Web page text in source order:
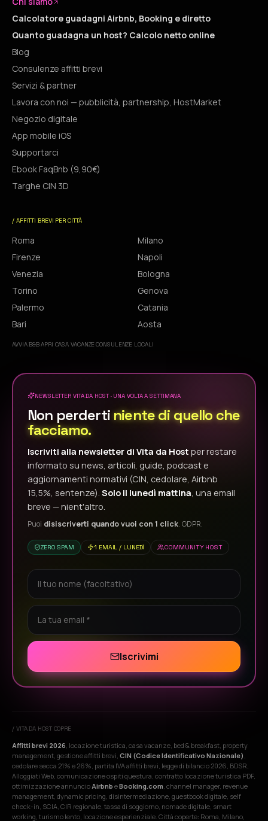
Calcolatore guadagni Airbnb, Booking e diretto
Quanto guadagna un host? Calcolo netto online
Blog
Consulenze affitti brevi
Servizi & partner
Lavora con noi — pubblicità, partnership, HostMarket
Negozio digitale
App mobile iOS
Supportarci
Ebook FaqBnb (9,90€)
Targhe CIN 3D
/ AFFITTI BREVI PER CITTÀ
Roma
Milano
Firenze
Napoli
Venezia
Bologna
Torino
Genova
Palermo
Catania
Bari
Aosta
AVVIA B&B·APRI CASA VACANZE·CONSULENZE LOCALI
NEWSLETTER VITA DA HOST · UNA VOLTA A SETTIMANA
Non perdertiniente di quello che
facciamo.
Iscriviti alla newsletter di Vita da Host per restare
informato su news, articoli, guide, podcast e
aggiornamenti normativi (CIN, cedolare, Airbnb
15,5%, sentenze). Solo il lunedì mattina , una email
breve — nient'altro.
Puoi disiscriverti quando vuoi con 1 click. GDPR.
ZERO SPAM 1 EMAIL / LUNEDÌ COMMUNITY HOST
Iscrivimi
/ VITA DA HOST COPRE
Affitti brevi 2026 , locazione turistica, casa vacanze, bed & breakfast, property
management, gestione affitti brevi, CIN (Codice Identificativo Nazionale)
cedolare secca 21% e 26%, partita IVA affitti brevi, legge di bilancio 2026, BDSR,
Alloggiati Web, comunicazione ospiti questura, contratto locazione turistica PDF,
ottimizzazione annuncio Airbnb eBooking.com , channel manager, revenue
management, dynamic pricing, disintermediazione, guestbook digitale, self
check-in, SCIA, CIR regionale, tassa di soggiorno, nomade digitale, smart
working, turismo lento, locazione esperienziale. Città coperte: Roma, Milano,